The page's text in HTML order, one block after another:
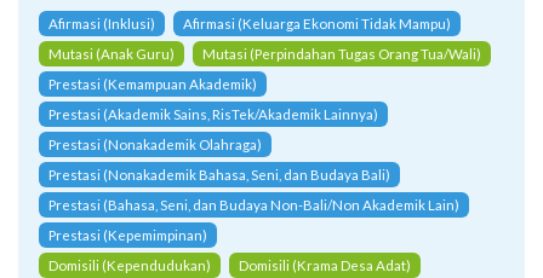
Afirmasi (Inklusi)
Afirmasi (Keluarga Ekonomi Tidak Mampu)
Mutasi (Anak Guru)
Mutasi (Perpindahan Tugas Orang Tua/Wali)
Prestasi (Kemampuan Akademik)
Prestasi (Akademik Sains, RisTek/Akademik Lainnya)
Prestasi (Nonakademik Olahraga)
Prestasi (Nonakademik Bahasa, Seni, dan Budaya Bali)
Prestasi (Bahasa, Seni, dan Budaya Non-Bali/Non Akademik Lain)
Prestasi (Kepemimpinan)
Domisili (Kependudukan)
Domisili (Krama Desa Adat)